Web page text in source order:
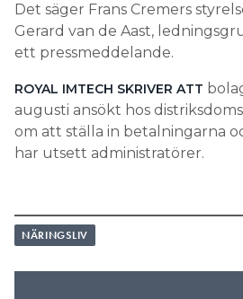
Det säger Frans Cremers
Gerard van de Aast,
ett pressmeddelande.
ROYAL IMTECH SKRIVER ATT
augusti ansökt hos
om att ställa in betalningarna
har utsett administratörer.
NÄRINGSLIV